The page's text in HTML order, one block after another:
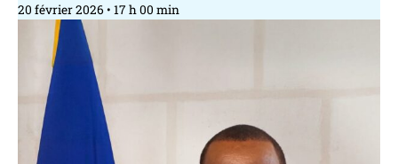
20 février 2026 17 h 00 min